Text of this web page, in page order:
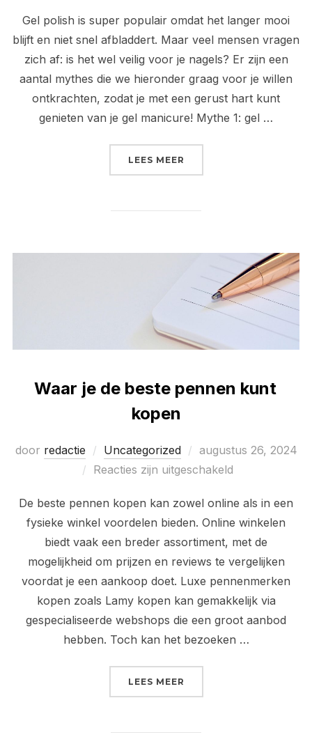
Gel polish is super populair omdat het langer mooi
blijft en niet snel afbladdert. Maar veel mensen vragen
zich af: is het wel veilig voor je nagels? Er zijn een
aantal mythes die we hieronder graag voor je willen
ontkrachten, zodat je met een gerust hart kunt
genieten van je gel manicure! Mythe 1: gel …
LEES MEER
Waar je de beste pennen kunt
kopen
door redactie Uncategorized
Geplaatst
op
augustus 26, 2024
Reacties zijn uitgeschakeld
De beste pennen kopen kan zowel online als in een
fysieke winkel voordelen bieden. Online winkelen
biedt vaak een breder assortiment, met de
mogelijkheid om prijzen en reviews te vergelijken
voordat je een aankoop doet. Luxe pennenmerken
kopen zoals Lamy kopen kan gemakkelijk via
gespecialiseerde webshops die een groot aanbod
hebben. Toch kan het bezoeken …
LEES MEER